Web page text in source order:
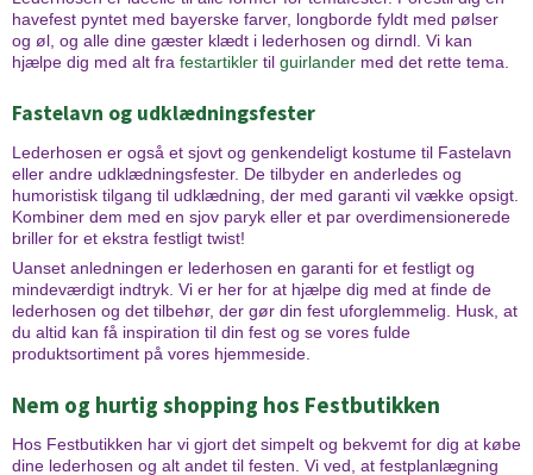
havefest pyntet med bayerske farver, longborde fyldt med pølser
og øl, og alle dine gæster klædt i lederhosen og dirndl. Vi kan
hjælpe dig med alt fra festartikler til guirlander med det rette tema.
Fastelavn og udklædningsfester
Lederhosen er også et sjovt og genkendeligt kostume til Fastelavn
eller andre udklædningsfester. De tilbyder en anderledes og
humoristisk tilgang til udklædning, der med garanti vil vække opsigt.
Kombiner dem med en sjov paryk eller et par overdimensionerede
briller for et ekstra festligt twist!
Uanset anledningen er lederhosen en garanti for et festligt og
mindeværdigt indtryk. Vi er her for at hjælpe dig med at finde de
lederhosen og det tilbehør, der gør din fest uforglemmelig. Husk, at
du altid kan få inspiration til din fest og se vores fulde
produktsortiment på vores hjemmeside.
Nem og hurtig shopping hos Festbutikken
Hos Festbutikken har vi gjort det simpelt og bekvemt for dig at købe
dine lederhosen og alt andet til festen. Vi ved, at festplanlægning